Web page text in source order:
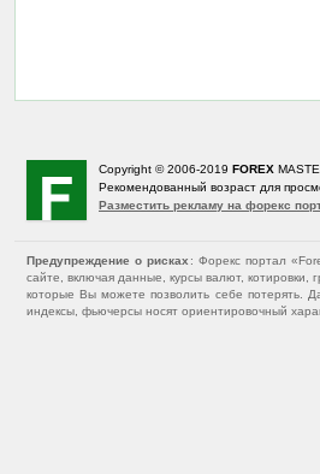
Copyright © 2006-2019 FOREX
Рекомендованный возраст для
Разместить рекламу на форекс
Предупреждение о рисках : Форекс портал
сайте, включая данные, курсы валют,
которые Вы можете позволить себе потерять.
индексы, фьючерсы носят ориентировочный